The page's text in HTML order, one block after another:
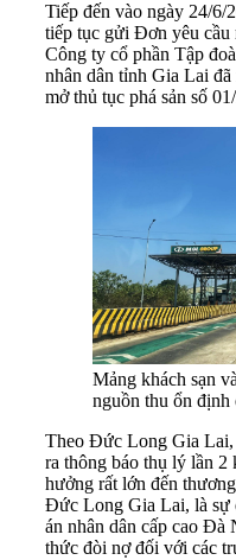
Tiếp đến vào ngày 24/6/
tiếp tục gửi Đơn yêu cầu
Công ty cổ phần Tập
nhân dân tỉnh Gia Lai
mở thủ tục phá sản số
Mảng khách sạn
nguồn thu ổn
Theo Đức Long Gia Lai,
ra thông báo thụ lý lần 2
hưởng rất lớn đến
Đức Long Gia Lai, là sự
án nhân dân cấp cao Đà
thức đòi nợ đối với các